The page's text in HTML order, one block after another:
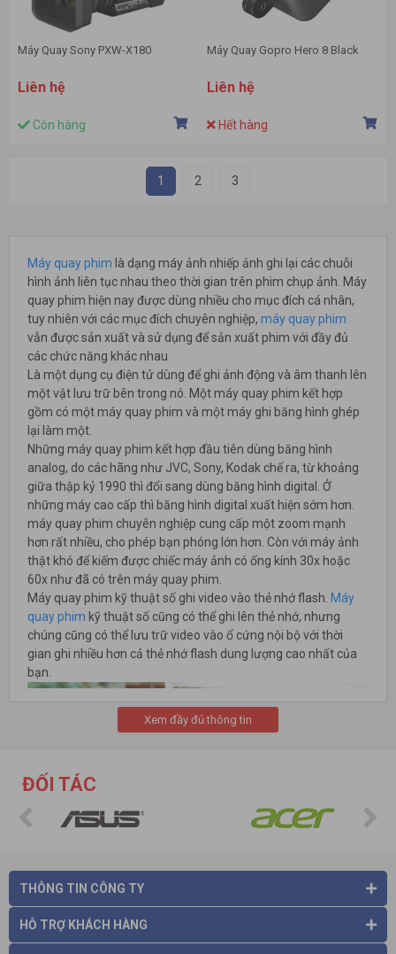
Máy Quay Sony PXW-X180
Liên hệ
Còn hàng
Máy Quay Gopro Hero 8 Black
Liên hệ
Hết hàng
1 2 3
Máy quay phim là dạng máy ảnh nhiếp ảnh ghi lại các chuỗi
hình ảnh liên tục nhau theo thời gian trên phim chụp ảnh. Máy
quay phim hiện nay được dùng nhiều cho mục đích cá nhân,
tuy nhiên với các mục đích chuyên nghiệp, máy quay phim
vẫn được sản xuất và sử dụng để sản xuất phim với đầy đủ
các chức năng khác nhau
Là một dụng cụ điện tử dùng để ghi ảnh động và âm thanh lên
một vật lưu trữ bên trong nó. Một máy quay phim kết hợp
gồm có một máy quay phim và một máy ghi băng hình ghép
lại làm một.
Những máy quay phim kết hợp đầu tiên dùng băng hình
analog, do các hãng như JVC, Sony, Kodak chế ra, từ khoảng
giữa thập kỷ 1990 thì đổi sang dùng băng hình digital. Ở
những máy cao cấp thì băng hình digital xuất hiện sớm hơn.
máy quay phim chuyên nghiệp cung cấp một zoom mạnh
hơn rất nhiều, cho phép bạn phóng lớn hơn. Còn với máy ảnh
thật khó để kiếm được chiếc máy ảnh có ống kính 30x hoặc
60x như đã có trên máy quay phim.
Máy quay phim kỹ thuật số ghi video vào thẻ nhớ flash. Máy
quay phim kỹ thuật số cũng có thể ghi lên thẻ nhớ, nhưng
chúng cũng có thể lưu trữ video vào ổ cứng nội bộ với thời
gian ghi nhiều hơn cả thẻ nhớ flash dung lượng cao nhất của
bạn.
Âm thanh
so với những gì tìm thấy trên máy ảnh kỹ thuật số. Bạn cũng
Xem đầy đủ thông tin
ĐỐI TÁC
THÔNG TIN CÔNG TY
HỖ TRỢ KHÁCH HÀNG